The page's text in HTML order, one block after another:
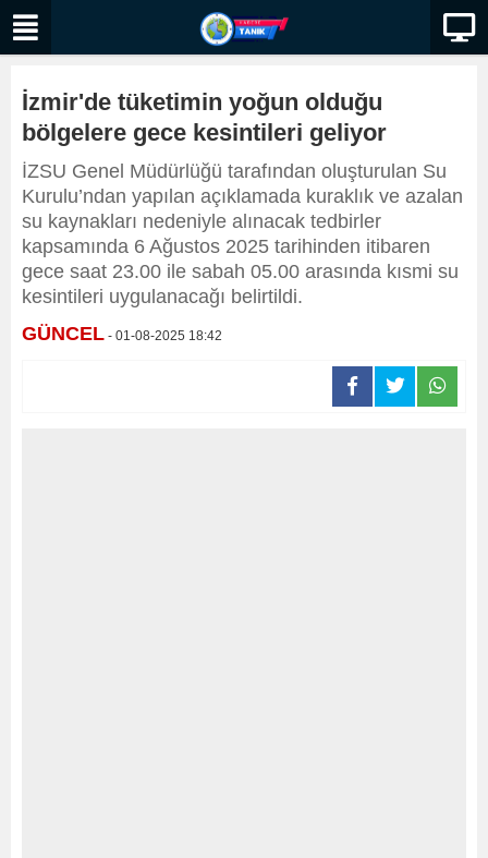
İzmir'de tüketimin yoğun olduğu
bölgelere gece kesintileri geliyor
İZSU Genel Müdürlüğü tarafından oluşturulan Su
Kurulu’ndan yapılan açıklamada kuraklık ve azalan
su kaynakları nedeniyle alınacak tedbirler
kapsamında 6 Ağustos 2025 tarihinden itibaren
gece saat 23.00 ile sabah 05.00 arasında kısmi su
kesintileri uygulanacağı belirtildi.
GÜNCEL - 01-08-2025 18:42